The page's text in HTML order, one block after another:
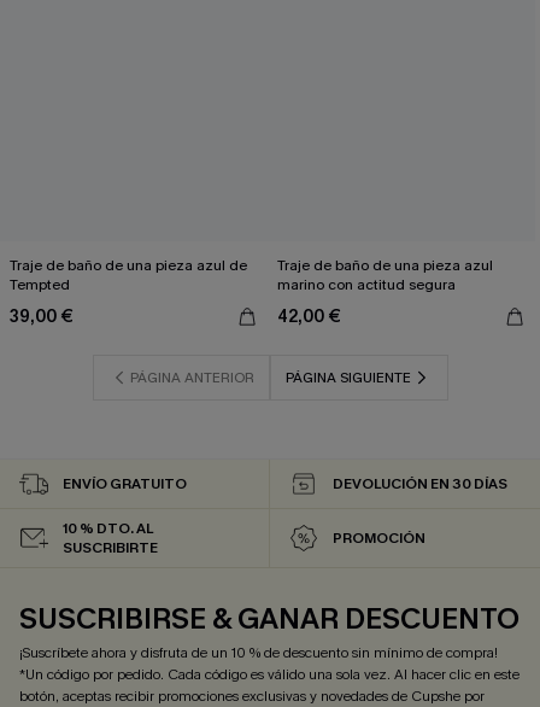
Traje de baño de una pieza azul de
Tempted
39,00 €
Traje de baño de una pieza azul
marino con actitud segura
42,00 €
PÁGINA ANTERIOR PÁGINA SIGUIENTE
ENVÍO GRATUITO DEVOLUCIÓN EN 30 DÍAS
10 % DTO. AL
SUSCRIBIRTE
PROMOCIÓN
SUSCRIBIRSE & GANAR DESCUENTO
¡Suscríbete ahora y disfruta de un 10 % de descuento sin mínimo de compra!
*Un código por pedido. Cada código es válido una sola vez. Al hacer clic en este
botón, aceptas recibir promociones exclusivas y novedades de Cupshe por